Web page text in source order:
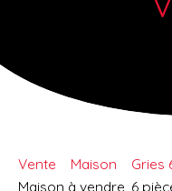
Vente Maison
Gries
Maison à vendre, 6